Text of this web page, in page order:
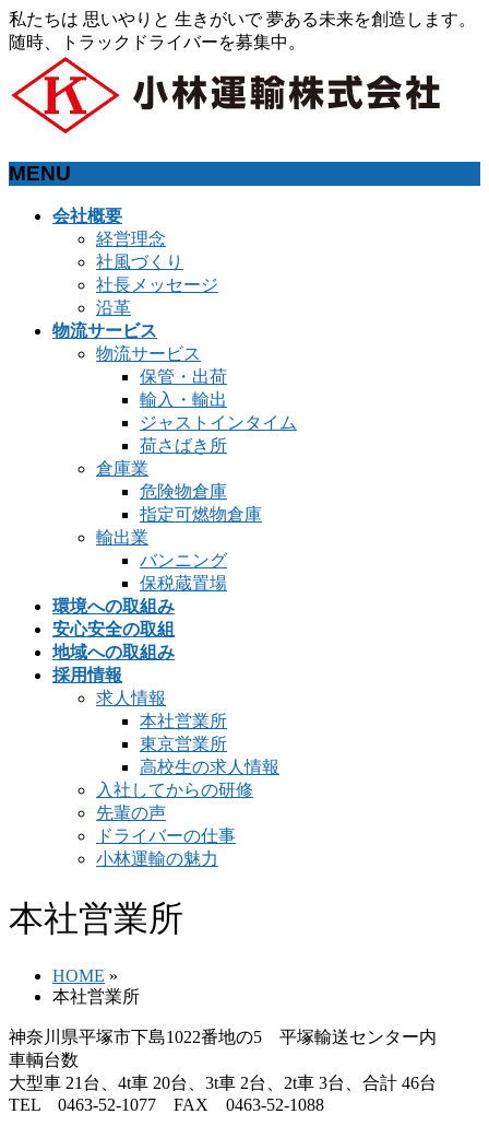
私たちは 思いやりと 生きがいで 夢ある未来を創造します。
随時、トラックドライバーを募集中。
MENU
会社概要
経営理念
社風づくり
社長メッセージ
沿革
物流サービス
物流サービス
保管・出荷
輸入・輸出
ジャストインタイム
荷さばき所
倉庫業
危険物倉庫
指定可燃物倉庫
輸出業
バンニング
保税蔵置場
環境への取組み
安心安全の取組
地域への取組み
採用情報
求人情報
本社営業所
東京営業所
高校生の求人情報
入社してからの研修
先輩の声
ドライバーの仕事
小林運輸の魅力
本社営業所
HOME »
本社営業所
神奈川県平塚市下島1022番地の5 平塚輸送センター内
車輌台数
大型車 21台、4t車 20台、3t車 2台、2t車 3台、合計 46台
TEL 0463-52-1077 FAX 0463-52-1088